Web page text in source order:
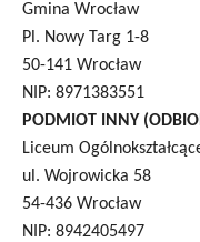
Gmina Wrocław
Pl. Nowy Targ 1-8
50-141 Wrocław
NIP: 8971383551
PODMIOT INNY
Liceum
ul. Wojrowicka 58
54-436 Wrocław
NIP: 8942405497